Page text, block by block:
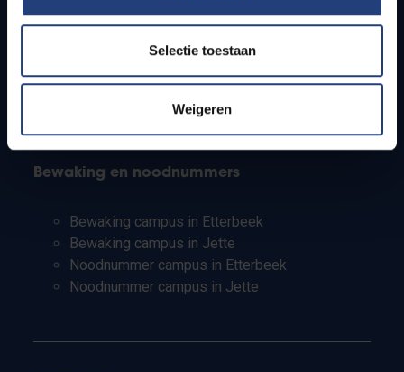
Selectie toestaan
Weigeren
Studenten
PhD-studenten
Leerkrachten en secundaire scholen
Bewaking en noodnummers
Bewaking campus in Etterbeek
Bewaking campus in Jette
Noodnummer campus in Etterbeek
Noodnummer campus in Jette